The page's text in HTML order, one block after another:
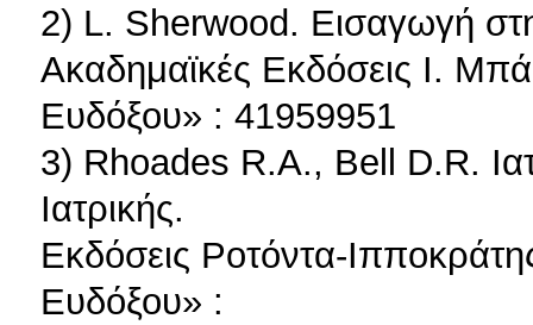
2) L. Sherwood. Εισαγωγή
Ακαδημαϊκές Εκδόσεις Ι.
Ευδόξου» : 41959951
3) Rhoades R.A., Bell D.R.
Ιατρικής.
Εκδόσεις Ροτόντα-
Ευδόξου» :